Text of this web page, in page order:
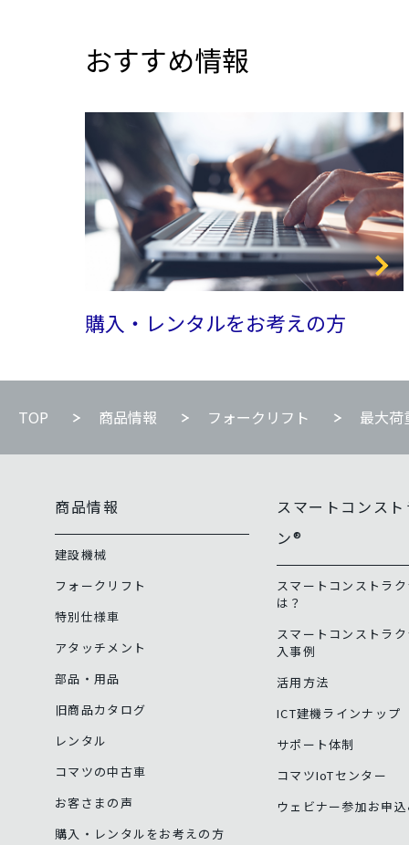
おすすめ情報
購入・レンタルをお考えの方
TOP 商品情報 フォークリフト 最大
商品情報
建設機械
フォークリフト
特別仕様車
アタッチメント
部品・用品
旧商品カタログ
レンタル
コマツの中古車
お客さまの声
購入・レンタルをお考えの方
スマートコンス
ン®
スマートコンストラ
は？
スマートコンストラ
入事例
活用方法
ICT建機ラインナップ
サポート体制
コマツIoTセンター
ウェビナー参加お申